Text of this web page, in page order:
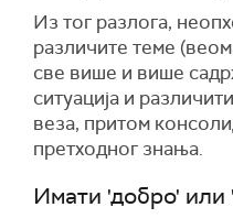
Из тог разлога,
различите теме
све више и више
ситуација и
веза, притом
претходног знања.
Имати 'добро'